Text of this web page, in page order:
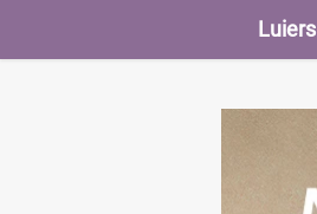
Luiers